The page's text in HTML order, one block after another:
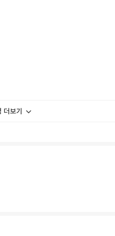
더보기